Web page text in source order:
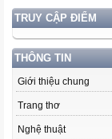
TRUY CẬP ĐIỂM
THÔNG TIN
Giới thiệu chung
Trang thơ
Nghệ thuật